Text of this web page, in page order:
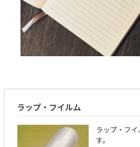
ラップ・フイルム
ラップ・フ
す。